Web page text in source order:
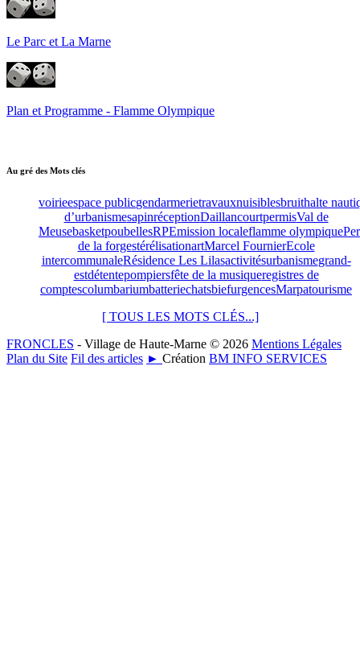
Le Parc et La Marne
Plan et Programme - Flamme Olympique
Au gré des Mots clés
voirieespace publicgendarmerietravauxnuisiblesbruithalte
d’urbanismesapinréceptionDaillancourtpermisVal de
MeusebasketpoubellesRPEmission localeflamme olympique
de la forgestérélisationartMarcel FournierEcole
intercommunaleRésidence Les Lilasactivitésurbanismegrand-
estdétentepompiersfête de la musiqueregistres de
comptescolumbariumbatteriechatsbiefurgencesMarpatourisme
[ TOUS LES MOTS CLÉS...]
FRONCLES - Village de Haute-Marne © 2026 Mentions Légales
Plan du Site Fil des articles ► Création BM INFO SERVICES